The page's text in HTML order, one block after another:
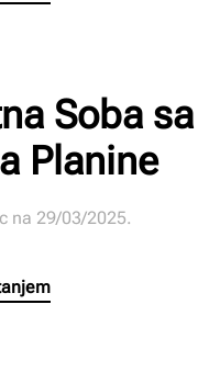
Soba sa
Planine
na 29/03/2025.